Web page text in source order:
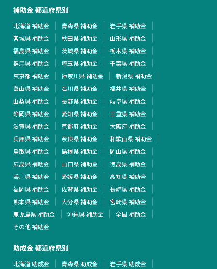
補助金 都道府県別
北海道 補助金 青森県 補助金
岩手県 補助金
宮城県 補助金
秋田県 補助金
山形県 補助金
福島県 補助金
茨城県 補助金
栃木県 補助金
群馬県 補助金
埼玉県 補助金
千葉県 補助金
東京都 補助金
神奈川県 補助金
新潟県 補助金
富山県 補助金
石川県 補助金
福井県 補助金
山梨県 補助金
長野県 補助金
岐阜県 補助金
静岡県 補助金
愛知県 補助金
三重県 補助金
滋賀県 補助金
京都府 補助金
大阪府 補助金
兵庫県 補助金
奈良県 補助金
和歌山県 補助金
鳥取県 補助金
島根県 補助金
岡山県 補助金
広島県 補助金
山口県 補助金
徳島県 補助金
香川県 補助金
愛媛県 補助金
高知県 補助金
福岡県 補助金
佐賀県 補助金
長崎県 補助金
熊本県 補助金
大分県 補助金
宮崎県 補助金
鹿児島県 補助金
沖縄県 補助金
全国 補助金
その他 補助金
助成金 都道府県別
北海道 助成金 青森県 助成金
岩手県 助成金